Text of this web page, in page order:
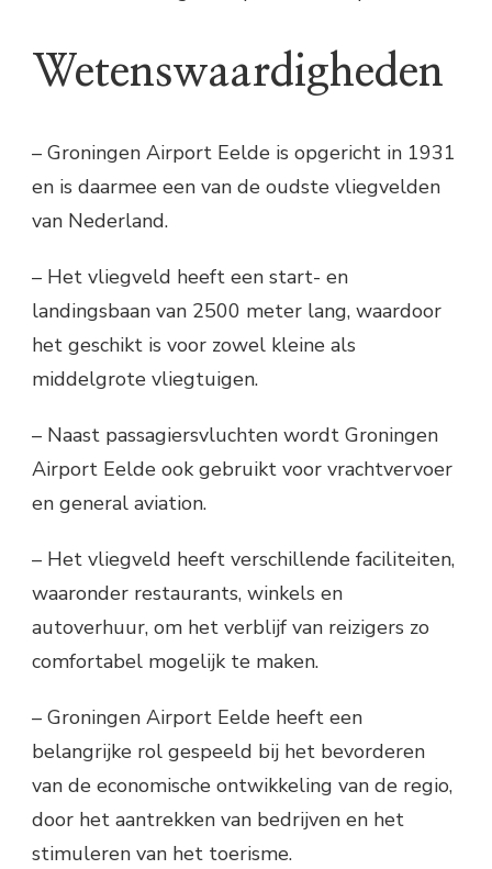
Wetenswaardigheden
– Groningen Airport Eelde is opgericht in 1931
en is daarmee een van de oudste vliegvelden
van Nederland.
– Het vliegveld heeft een start- en
landingsbaan van 2500 meter lang, waardoor
het geschikt is voor zowel kleine als
middelgrote vliegtuigen.
– Naast passagiersvluchten wordt Groningen
Airport Eelde ook gebruikt voor vrachtvervoer
en general aviation.
– Het vliegveld heeft verschillende faciliteiten,
waaronder restaurants, winkels en
autoverhuur, om het verblijf van reizigers zo
comfortabel mogelijk te maken.
– Groningen Airport Eelde heeft een
belangrijke rol gespeeld bij het bevorderen
van de economische ontwikkeling van de regio,
door het aantrekken van bedrijven en het
stimuleren van het toerisme.